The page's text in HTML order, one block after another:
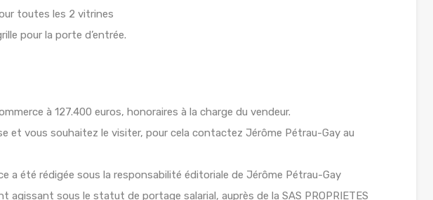
toutes les 2 vitrines
pour la porte d’entrée.
à 127.400 euros, honoraires à la charge du vendeur.
et vous souhaitez le visiter, pour cela contactez Jérôme Pétrau-Gay au
a été rédigée sous la responsabilité éditoriale de Jérôme Pétrau-Gay
agissant sous le statut de portage salarial, auprès de la SAS PROPRIETES